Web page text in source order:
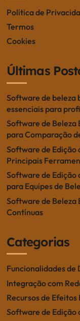
o
Política de
Termos
Cookies
Últimas
Software de beleza
essenciais para
Software de Beleza
para Comparação
Software de Edição
Principais
Software de Edição
para Equipes de
Software de Beleza
Contínuas
Categorias
Funcionalidades de
Integração com
Recursos de Efeitos
Software de Edição